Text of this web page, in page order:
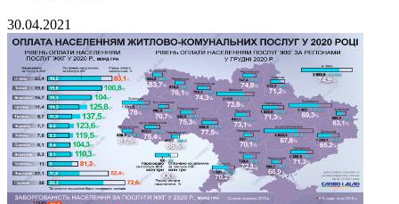
30.04.2021